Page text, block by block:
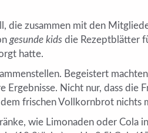
die zusammen mit den
gesunde kids die Rezeptblätter
hatte.
Begeistert
Nicht nur, dass die
frischen Vollkornbrot nichts
wie Limonaden oder